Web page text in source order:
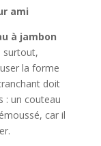
ami
à jambon
surtout,
la forme
doit
: un couteau
car il